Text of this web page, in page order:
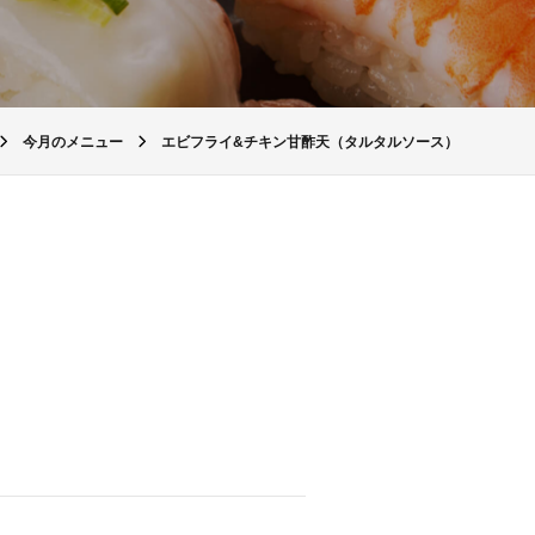
今月のメニュー エビフライ&チキン甘酢天（タルタルソース）